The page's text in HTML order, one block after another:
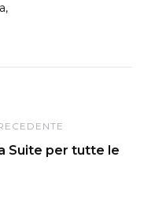
Suite per tutte le